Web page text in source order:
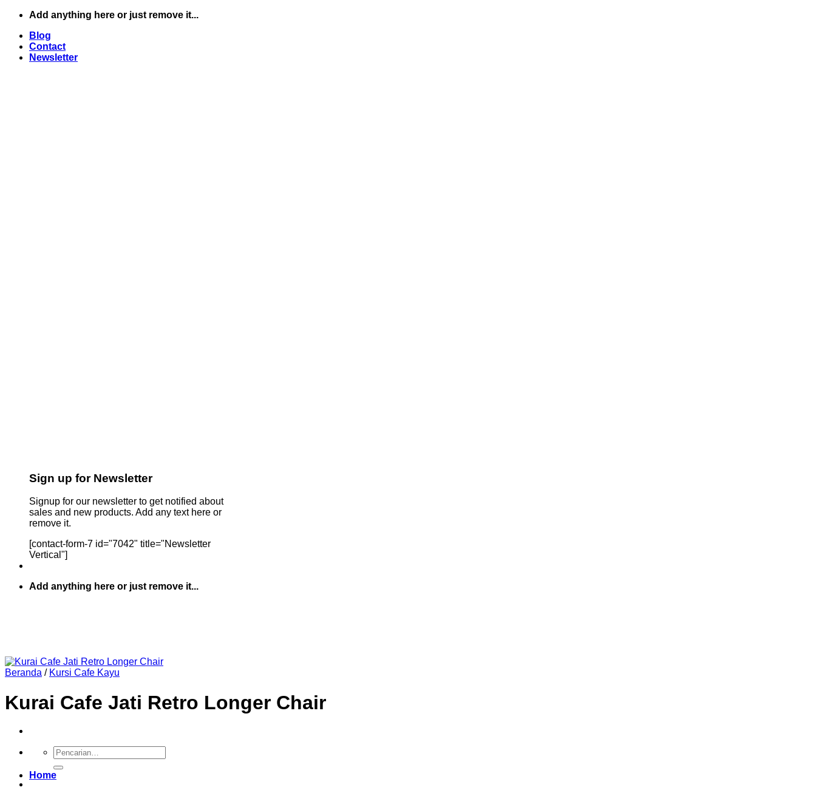
Skip
content
Add anything here or just remove it...
Blog
Contact
Newsletter
Sign up for Newsletter
Signup for our newsletter to get notified about
sales and new products. Add any text here or
remove it.
[contact-form-7 id="7042" title="Newsletter
Vertical"]
Add anything here or just remove it...
Pencarian
untuk:
Home
Beranda / Kursi Cafe Kayu
Kurai Cafe Jati Retro Longer Chair